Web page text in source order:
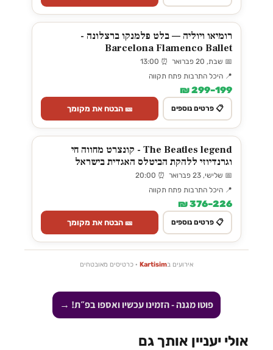
רומיאו ויוליה — בלט פלמנקו ברצלונה -
Barcelona Flamenco Ballet
📅 שבת, 20 פברואר ⏰ 13:00
📍 היכל התרבות פתח תקווה
199–299 ₪
📋 פרטים נוספים 🎫 הבטח את מקומך
The Beatles legend - קונצרט מחווה חי
וגרנדיוזי ללהקת הביטלס האגדית בישראל
📅 שלישי, 23 פברואר ⏰ 20:00
📍 היכל התרבות פתח תקווה
226–376 ₪
📋 פרטים נוספים 🎫 הבטח את מקומך
אירועים בKartisim · כרטיסים מאובטחים
פוטו מגנה - הזמינו עכשיו ואספו בפ״ת! →
אולי יעניין אותך גם